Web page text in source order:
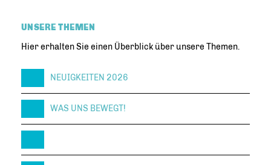
UNSERE THEMEN
Hier erhalten Sie einen Überblick über unsere Themen.
NEUIGKEITEN 2026
WAS UNS BEWEGT!